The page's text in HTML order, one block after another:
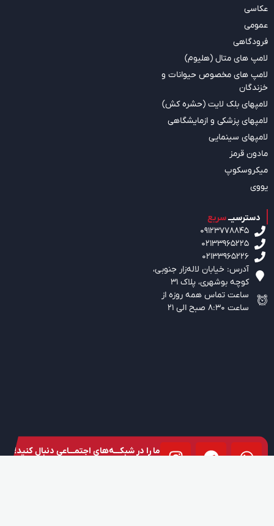
عکاسی
عمومی
فرودگاهی
لامپ های متال (هلیوم)
لامپ های مخصوص حیوانات و
خزندگان
لامپهای بلک لایت (حشره کش)
لامپهای پزشکی و ازمایشگاهی
لامپهای سینمایی
مادون قرمز
میکروسکوپ
یووی
دسترسیــسریع
09123778845
02133965225
02133965226
آدرس: خیابان لاله‌زار جنوبی،‌
کوچه بوشهری، پلاک 31
ساعت تماس همه روزه از
ساعت 8:30 صبح الی 21
ما را در شبکـــه‌های اجتمـــاعی دنبال کنید!